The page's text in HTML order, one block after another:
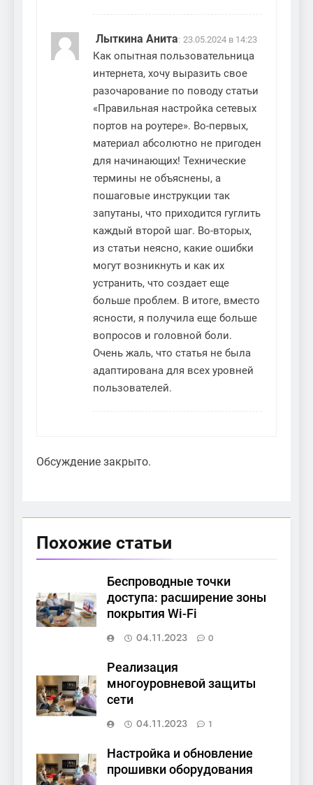
Лыткина Анита: 23.05.2024 в 14:23
Как опытная пользовательница
интернета, хочу выразить свое
разочарование по поводу статьи
«Правильная настройка сетевых
портов на роутере». Во-первых,
материал абсолютно не пригоден
для начинающих! Технические
термины не объяснены, а
пошаговые инструкции так
запутаны, что приходится гуглить
каждый второй шаг. Во-вторых,
из статьи неясно, какие ошибки
могут возникнуть и как их
устранить, что создает еще
больше проблем. В итоге, вместо
ясности, я получила еще больше
вопросов и головной боли.
Очень жаль, что статья не была
адаптирована для всех уровней
пользователей.
Обсуждение закрыто.
Похожие статьи
Беспроводные точки
доступа: расширение зоны
покрытия Wi-Fi
04.11.2023
0
Реализация
многоуровневой защиты
сети
04.11.2023
1
Настройка и обновление
прошивки оборудования